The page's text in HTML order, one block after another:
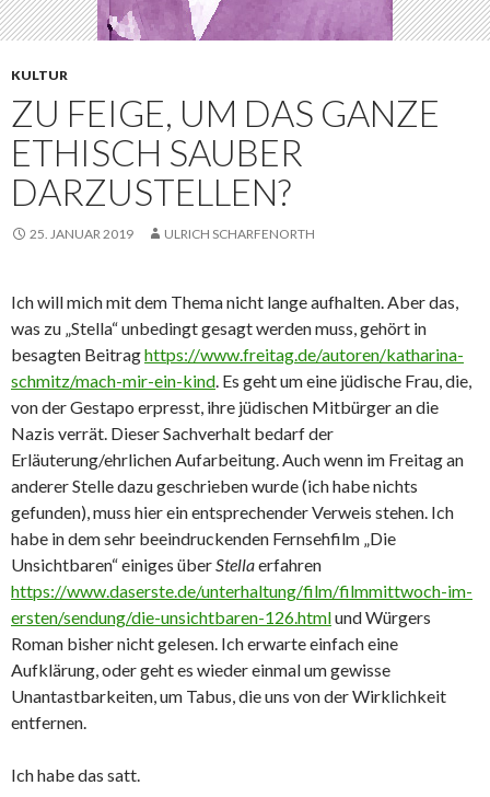
KULTUR
ZU FEIGE, UM DAS GANZE
ETHISCH SAUBER
DARZUSTELLEN?
25. JANUAR 2019 ULRICH SCHARFENORTH
Ich will mich mit dem Thema nicht lange aufhalten. Aber das,
was zu „Stella“ unbedingt gesagt werden muss, gehört in
besagten Beitraghttps://www.freitag.de/autoren/katharina-
schmitz/mach-mir-ein-kind. Es geht um eine jüdische Frau, die,
von der Gestapo erpresst, ihre jüdischen Mitbürger an die
Nazis verrät. Dieser Sachverhalt bedarf der
Erläuterung/ehrlichen Aufarbeitung. Auch wenn im Freitag an
anderer Stelle dazu geschrieben wurde (ich habe nichts
gefunden), muss hier ein entsprechender Verweis stehen. Ich
habe in dem sehr beeindruckenden Fernsehfilm „Die
Unsichtbaren“ einiges überStellaerfahren
https://www.daserste.de/unterhaltung/film/filmmittwoch-im-
ersten/sendung/die-unsichtbaren-126.htmlund Würgers
Roman bisher nicht gelesen. Ich erwarte einfach eine
Aufklärung, oder geht es wieder einmal um gewisse
Unantastbarkeiten, um Tabus, die uns von der Wirklichkeit
entfernen.
Ich habe das satt.